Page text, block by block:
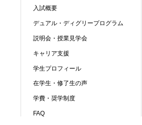
入試概要
デュアル・ディグリープログラム
説明会・授業見学会
キャリア支援
学生プロフィール
在学生・修了生の声
学費・奨学制度
FAQ